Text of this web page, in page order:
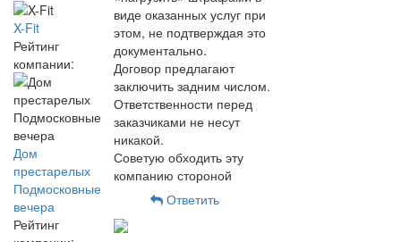
X-Fit
Рейтинг
компании:
Дом
престарелых
Подмосковные
вечера
Рейтинг
виде оказанных услуг при
этом, не подтверждая это
документально.
Договор предлагают
заключить задним числом.
Ответственности перед
заказчиками не несут
никакой.
Советую обходить эту
компанию стороной
Ответить